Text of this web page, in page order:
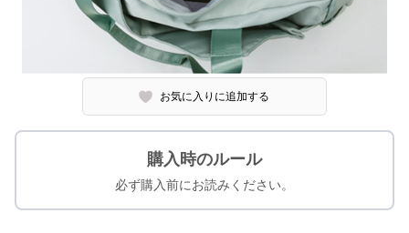
お気に入りに追加する
購入時のルール
必ず購入前にお読みください。